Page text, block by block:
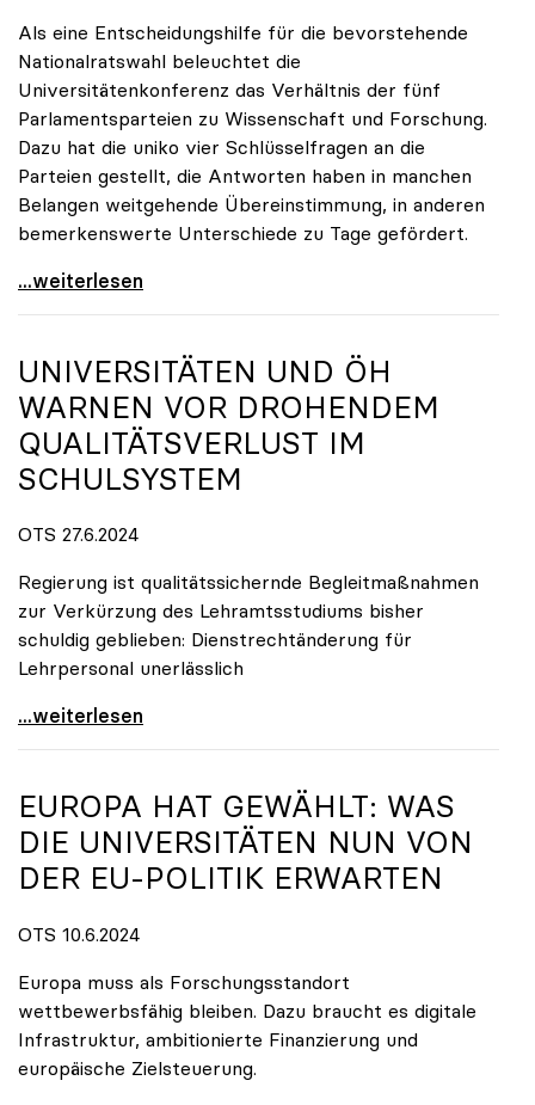
Als eine Entscheidungshilfe für die bevorstehende
Nationalratswahl beleuchtet die
Universitätenkonferenz das Verhältnis der fünf
Parlamentsparteien zu Wissenschaft und Forschung.
Dazu hat die uniko vier Schlüsselfragen an die
Parteien gestellt, die Antworten haben in manchen
Belangen weitgehende Übereinstimmung, in anderen
bemerkenswerte Unterschiede zu Tage gefördert.
uniko-Fragen an die Parteien: Wie halten Sie es
...weiterlesen
UNIVERSITÄTEN UND ÖH
WARNEN VOR DROHENDEM
QUALITÄTSVERLUST IM
SCHULSYSTEM
OTS 27.6.2024
Regierung ist qualitätssichernde Begleitmaßnahmen
zur Verkürzung des Lehramtsstudiums bisher
schuldig geblieben: Dienstrechtänderung für
Lehrpersonal unerlässlich
Universitäten und ÖH warnen vor drohendem
...weiterlesen
EUROPA HAT GEWÄHLT: WAS
DIE UNIVERSITÄTEN NUN VON
DER EU-POLITIK ERWARTEN
OTS 10.6.2024
Europa muss als Forschungsstandort
wettbewerbsfähig bleiben. Dazu braucht es digitale
Infrastruktur, ambitionierte Finanzierung und
europäische Zielsteuerung.